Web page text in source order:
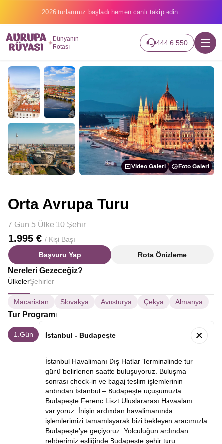
2026 turlarımız başladı hemen canlı takip edin.
Dünyanın
Rotası
444 6 550
Video Galeri Foto Galeri
Orta Avrupa Turu
7 Gün 5 Ülke 10 Şehir
1.995 € / Kişi Başı
Başvuru Yap
Rota Önizleme
Nereleri Gezeceğiz?
ÜlkelerŞehirler
Macaristan Slovakya Avusturya Çekya Almanya
Tur Programı
1.Gün İstanbul - Budapeşte
İstanbul Havalimanı Dış Hatlar Terminalinde tur
günü belirlenen saatte buluşuyoruz. Buluşma
sonrası check-in ve bagaj teslim işlemlerinin
ardından İstanbul – Budapeşte uçuşumuzla
Budapeşte Ferenc Liszt Uluslararası Havaalanı
varıyoruz. İnişin ardından havalimanında
işlemlerimizi tamamlayarak bizi bekleyen aracımızla
Budapeşte’ye geçiyoruz. Yolculuğun ardından
rehberimiz eşliğinde Budapeşte şehir turu